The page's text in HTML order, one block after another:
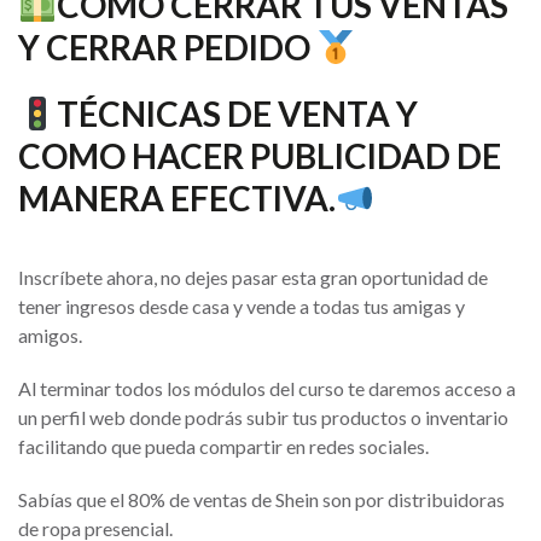
Y CERRAR PEDIDO
TÉCNICAS DE VENTA Y
COMO HACER PUBLICIDAD DE
MANERA EFECTIVA.
Inscríbete ahora, no dejes pasar esta gran oportunidad de
tener ingresos desde casa y vende a todas tus amigas y
amigos.
Al terminar todos los módulos del curso te daremos acceso a
un perfil web donde podrás subir tus productos o inventario
facilitando que pueda compartir en redes sociales.
Sabías que el 80% de ventas de Shein son por distribuidoras
de ropa presencial.